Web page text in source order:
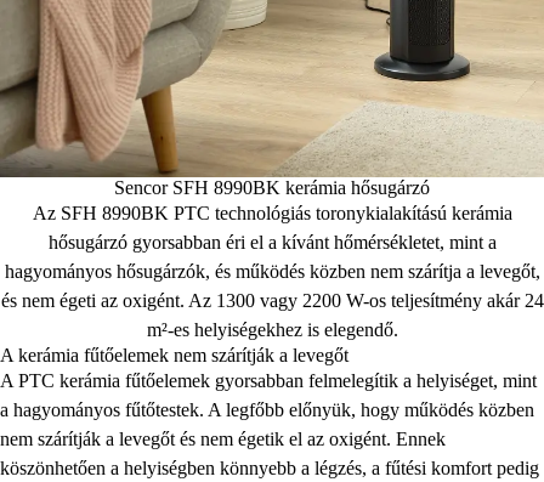
Sencor SFH 8990BK kerámia hősugárzó
Az SFH 8990BK PTC technológiás toronykialakítású kerámia
hősugárzó gyorsabban éri el a kívánt hőmérsékletet, mint a
hagyományos hősugárzók, és működés közben nem szárítja a levegőt,
és nem égeti az oxigént. Az 1300 vagy 2200 W-os teljesítmény akár 24
m²-es helyiségekhez is elegendő.
A kerámia fűtőelemek nem szárítják a levegőt
A PTC kerámia fűtőelemek gyorsabban felmelegítik a helyiséget, mint
a hagyományos fűtőtestek. A legfőbb előnyük, hogy működés közben
nem szárítják a levegőt és nem égetik el az oxigént. Ennek
köszönhetően a helyiségben könnyebb a légzés, a fűtési komfort pedig